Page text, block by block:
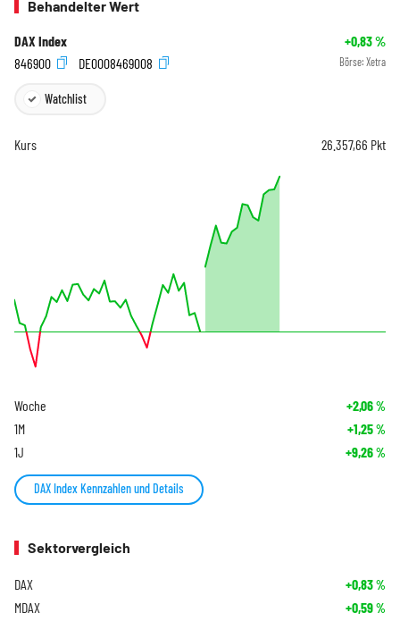
Behandelter Wert
DAX Index +0,83%
846900
DE0008469008 Börse: Xetra
Watchlist
Kurs 26.357,66 Pkt
Woche +2,06%
1M +1,25%
1J +9,26%
DAX Index Kennzahlen und Details
Sektorvergleich
DAX +0,83%
MDAX +0,59%